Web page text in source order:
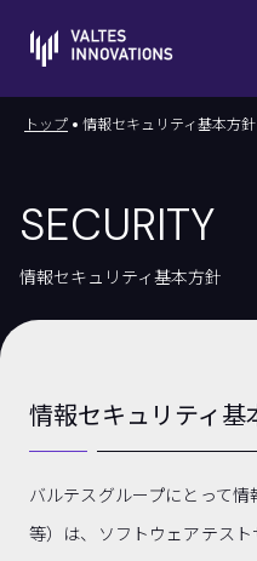
トップ 情報セキュリティ基本方針
SECURITY
情報セキュリティ基本方針
情報セキュリティ基
バルテスグループにとって
等）は、ソフトウェアテス